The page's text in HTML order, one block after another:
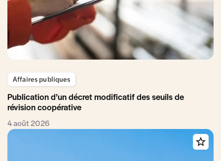
Affaires publiques
Publication d’un décret modificatif des seuils de
révision coopérative
4 août 2026